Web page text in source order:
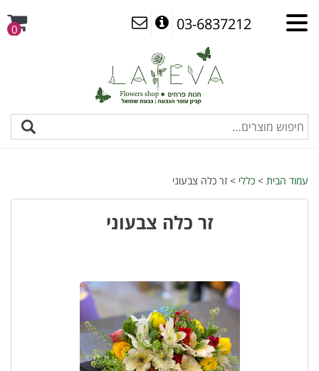
03-6837212
0
עמוד הבית > כללי > זר כלה צבעוני
זר כלה צבעוני